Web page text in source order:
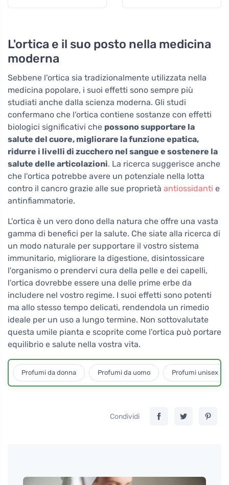
L'ortica e il suo posto nella medicina
moderna
Sebbene l'ortica sia tradizionalmente utilizzata nella
medicina popolare, i suoi effetti sono sempre più
studiati anche dalla scienza moderna. Gli studi
confermano che l'ortica contiene sostanze con effetti
biologici significativi che possono supportare la
salute del cuore, migliorare la funzione epatica,
ridurre i livelli di zucchero nel sangue e sostenere la
salute delle articolazioni. La ricerca suggerisce anche
che l'ortica potrebbe avere un potenziale nella lotta
contro il cancro grazie alle sue proprietà antiossidanti e
antinfiammatorie.
L'ortica è un vero dono della natura che offre una vasta
gamma di benefici per la salute. Che siate alla ricerca di
un modo naturale per supportare il vostro sistema
immunitario, migliorare la digestione, disintossicare
l'organismo o prendervi cura della pelle e dei capelli,
l'ortica dovrebbe essere una delle prime erbe da
includere nel vostro regime. I suoi effetti sono potenti
ma allo stesso tempo delicati, rendendola un rimedio
ideale per un uso a lungo termine. Non sottovalutate
questa umile pianta e scoprite come l'ortica può portare
equilibrio e salute nella vostra vita.
Profumi da donna Profumi da uomo Profumi unisex
Condividi